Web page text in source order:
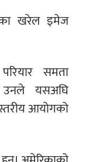
खरेल इमेज
समता
उनले यसअघि
आयोगको